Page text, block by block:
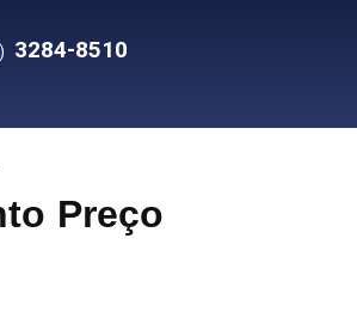
3284-8510
Preço